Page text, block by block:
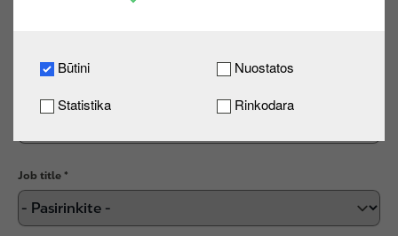
Būtini
Nuostatos
Statistika
Rinkodara
Job title